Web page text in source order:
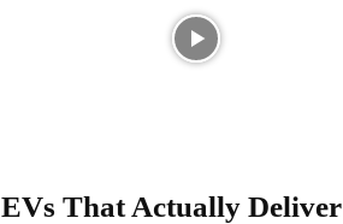
EVs That Actually Deliver